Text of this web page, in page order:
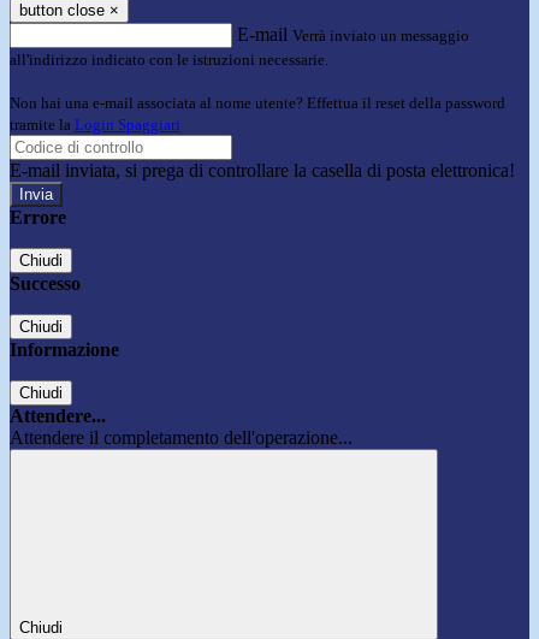
button close ×
E-mail Verrà inviato un messaggio
all'indirizzo indicato con le istruzioni necessarie.
Non hai una e-mail associata al nome utente? Effettua il reset della password
tramite la Login Spaggiari
E-mail inviata, si prega di controllare la casella di posta elettronica!
Errore
Chiudi
Successo
Chiudi
Informazione
Chiudi
Attendere...
Attendere il completamento dell'operazione...
Chiudi